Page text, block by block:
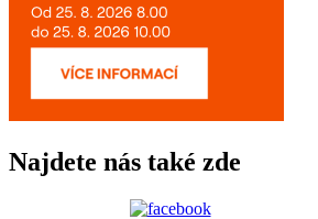
Najdete nás také zde